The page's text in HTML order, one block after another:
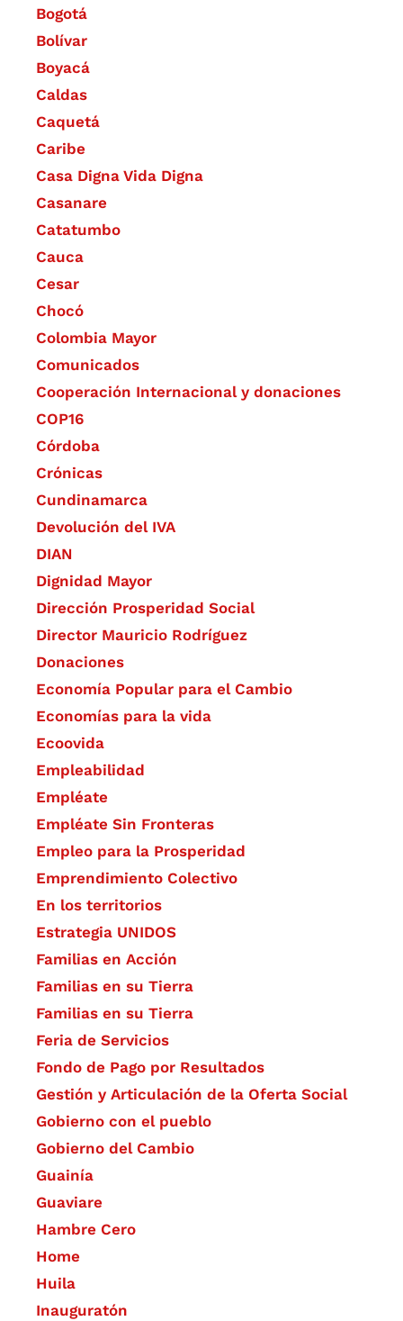
Bogotá
Bolívar
Boyacá
Caldas
Caquetá
Caribe
Casa Digna Vida Digna
Casanare
Catatumbo
Cauca
Cesar
Chocó
Colombia Mayor
Comunicados
Cooperación Internacional y donaciones
COP16
Córdoba
Crónicas
Cundinamarca
Devolución del IVA
DIAN
Dignidad Mayor
Dirección Prosperidad Social
Director Mauricio Rodríguez
Donaciones
Economía Popular para el Cambio
Economías para la vida
Ecoovida
Empleabilidad
Empléate
Empléate Sin Fronteras
Empleo para la Prosperidad
Emprendimiento Colectivo
En los territorios
Estrategia UNIDOS
Familias en Acción
Familias en su Tierra
Familias en su Tierra
Feria de Servicios
Fondo de Pago por Resultados
Gestión y Articulación de la Oferta Social
Gobierno con el pueblo
Gobierno del Cambio
Guainía
Guaviare
Hambre Cero
Home
Huila
Inauguratón